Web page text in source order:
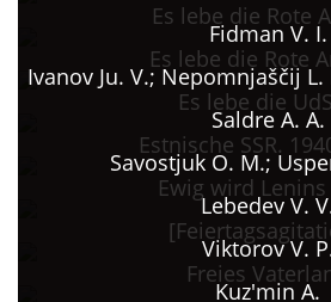
Es lebe die Rote
Fidman V. I.
Es lebe die Rote
Ivanov Ju. V.; Nepomnjaščij
Es lebe die
Saldre A. A.
Estnische SSR.
Savostjuk O. M.;
Ewig wird Lenins
Lebedev V.
Viktorov V.
Freies
Kuz'min A.